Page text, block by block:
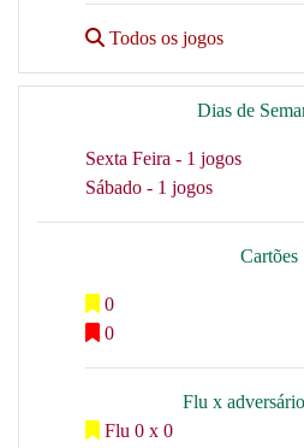
Todos os jogos
Dias de
Sexta Feira - 1 jogos
Sábado - 1 jogos
Cartões
0
0
Flu x
Flu 0 x 0